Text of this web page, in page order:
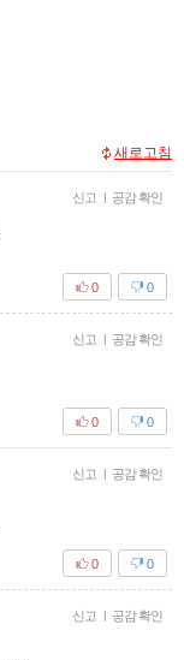
새로고침
신고 | 공감 확인
0
0
신고 | 공감 확인
0
0
신고 | 공감 확인
0
0
신고 | 공감 확인